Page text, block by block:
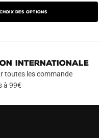
Choix des options
produit
INTERNATIONALE
toutes les commande
à 99€